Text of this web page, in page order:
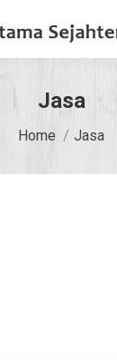
Jasa
You are here:
Home Jasa